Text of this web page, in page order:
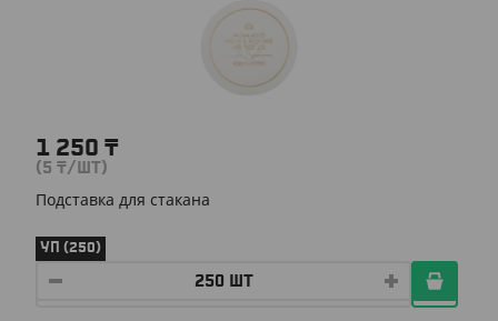
1 250 ₸
(5 ₸/ШТ)
Подставка для стакана
УП (250)